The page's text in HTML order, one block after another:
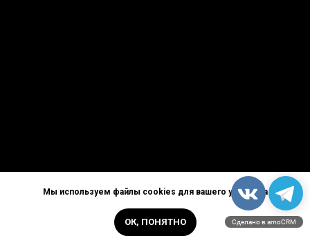
Мы используем файлы cookies для вашего удобства
ОК, ПОНЯТНО Сделано в amoCRM